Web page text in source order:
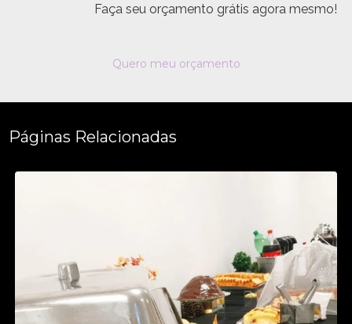
Faça seu orçamento grátis agora mesmo!
Quero meu orçamento
Páginas Relacionadas